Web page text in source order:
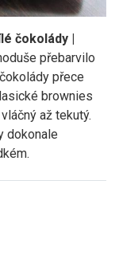
čokolády |
přebarvilo
přece
brownies
až tekutý.
dokonale